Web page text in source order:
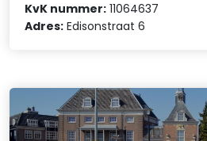
KvK nummer: 11064637
Adres: Edisonstraat 6